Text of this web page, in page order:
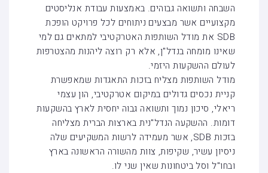
השבחה ותשואה גבוהים. באמצעות עבודת אנליסטים
מקצועיים אשר מבצעים ניתוחים לכל פרויקט הופכת
SDB את מודל השותפות האטרקטיבי למתאים גם למי
שאינו מומחה בנדל"ן, אלא רק רוצה ליהנות מהצטרפות
לעולם ההשקעות היזמי.
מודל השותפות מצליח בזכות התאגדות שמאפשרת
קניית נכסים גדולים במיקום אטרקטיבי, הון עצמי
ריאלי, סיכון נמוך ותשואה גבוה יחסית לארץ בהשקעות
דומות. ההשקעה הנדל"נית בארצות הברית מצליחה
בזכות SDB, אשר מעמידה לרשות המשקיעים שלה
ניסיון עשיר, שקיפות, צוות מהשורה הראשונה בארץ
ובחו"ל וסל ביטחונות שאין שני לו.